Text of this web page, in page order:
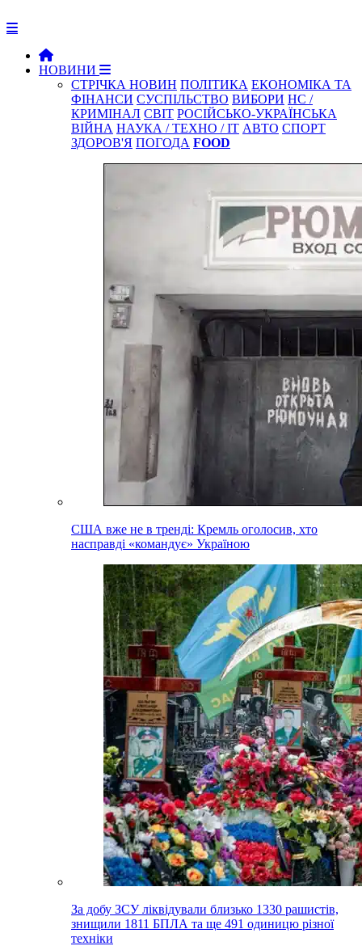
НОВИНИ
СТРІЧКА НОВИН ПОЛІТИКА ЕКОНОМІКА ТА
ФІНАНСИ СУСПІЛЬСТВО ВИБОРИ НС /
КРИМІНАЛ СВІТ РОСІЙСЬКО-УКРАЇНСЬКА
ВІЙНА НАУКА / ТЕХНО / IT АВТО СПОРТ
ЗДОРОВ'Я ПОГОДА FOOD
США вже не в тренді: Кремль оголосив, хто
насправді «командує» Україною
За добу ЗСУ ліквідували близько 1330 рашистів,
знищили 1811 БПЛА та ще 491 одиницю різної
техніки